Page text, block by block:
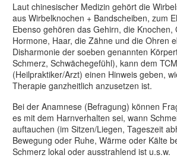
Laut chinesischer Medizin gehört die
aus Wirbelknochen + Bandscheiben, zum
Ebenso gehören das Gehirn, die Knochen,
Hormone, Haar, die Zähne und die Ohren
Disharmonie der soeben genannten
Schmerz, Schwächegefühl), kann dem
(Heilpraktiker/Arzt) einen Hinweis geben,
Therapie ganzheitlich anzusetzen ist.
Bei der Anamnese (Befragung) können
es mit dem Harnverhalten sei, wann
auftauchen (im Sitzen/Liegen, Tageszeit
Bewegung oder Ruhe, Wärme oder Kälte
Schmerz lokal oder ausstrahlend ist u.s.w.